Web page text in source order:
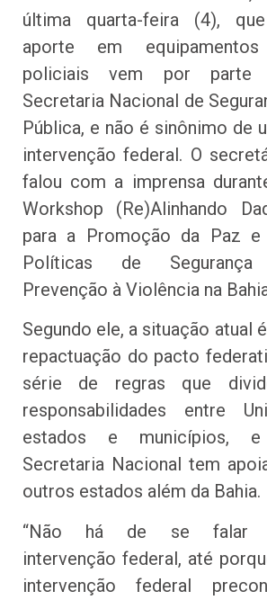
última quarta-feira (4),
aporte em
policiais vem por parte
Secretaria Nacional de
Pública, e não é sinônimo de
intervenção federal. O
falou com a imprensa
Workshop (Re)Alinhando
para a Promoção da Paz e
Políticas de
Prevenção à Violência na
Segundo ele, a situação atual
repactuação do pacto
série de regras que
responsabilidades entre
estados e municípios,
Secretaria Nacional tem
outros estados além da Bahia.
“Não há de se falar
intervenção federal, até
intervenção federal